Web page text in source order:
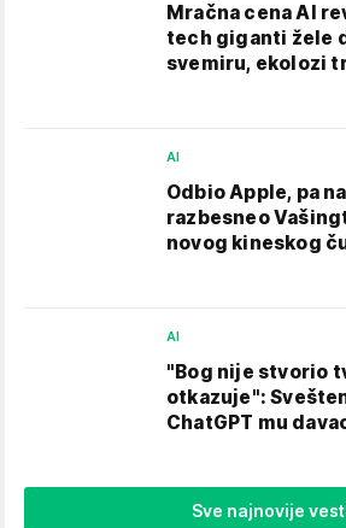
Mračna cena AI
tech giganti žele
svemiru, ekolozi
AI
Odbio Apple, pa
razbesneo
novog kineskog
AI
"Bog nije stvorio
otkazuje":
ChatGPT mu
Sve najnovije